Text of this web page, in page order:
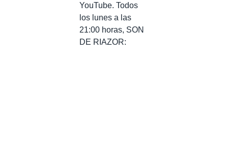
YouTube. Todos
los lunes a las
21:00 horas, SON
DE RIAZOR: